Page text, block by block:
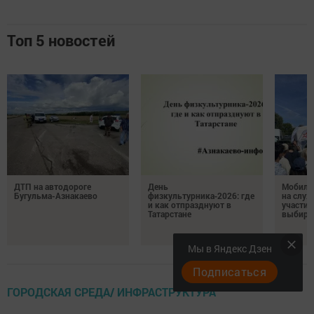
Топ 5 новостей
ДТП на автодороге
Бугульма-Азнакаево
День
физкультурника‑2026: где
и как отпразднуют в
Татарстане
на
ГОРОДСКАЯ СРЕДА/ ИНФРАСТРУКТУРА
Мы в Яндекс Дзен
Подписаться